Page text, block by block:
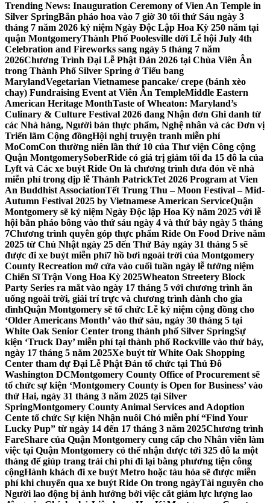
Trending News: Inauguration Ceremony of Vien An Temple in
Silver SpringBắn pháo hoa vào 7 giờ 30 tối thứ Sáu ngày 3
tháng 7 năm 2026 kỷ niệm Ngày Độc Lập Hoa Kỳ 250 năm tại
quận MontgomeryThành Phố Poolesville dời Lễ hội July 4th
Celebration and Fireworks sang ngày 5 tháng 7 năm
2026Chương Trình Đại Lễ Phật Đản 2026 tại Chùa Viên Ân
trong Thành Phố Silver Spring ở Tiểu bang
MarylandVegetarian Vietnamese pancake/ crepe (bánh xèo
chay) Fundraising Event at Viên Ân TempleMiddle Eastern
American Heritage MonthTaste of Wheaton: Maryland’s
Culinary & Culture Festival 2026 đang Nhận đơn Ghi danh từ
các Nhà hàng, Người bán thực phẩm, Nghệ nhân và các Đơn vị
Triển lãm Cộng đồngHội nghị truyện tranh miễn phí
MoComCon thường niên lần thứ 10 của Thư viện Công cộng
Quận MontgomerySoberRide có giá trị giảm tối đa 15 đô la của
Lyft và Các xe buýt Ride On là chương trình đưa đón về nhà
miễn phí trong dịp lễ Thánh PatrickTet 2026 Program at Vien
An Buddhist AssociationTết Trung Thu – Moon Festival – Mid-
Autumn Festival 2025 by Vietnamese American ServiceQuận
Montgomery sẽ kỷ niệm Ngày Độc lập Hoa Kỳ năm 2025 với lễ
hội bắn pháo bông vào thứ sáu ngày 4 và thứ bảy ngày 5 tháng
7Chương trình quyên góp thực phẩm Ride On Food Drive năm
2025 từ Chủ Nhật ngày 25 đến Thứ Bảy ngày 31 tháng 5 sẽ
được đi xe buýt miễn phí7 hồ bơi ngoài trời của Montgomery
County Recreation mở cửa vào cuối tuần ngày lễ tưởng niệm
Chiến Sĩ Trận Vong Hoa Kỳ 2025Wheaton Streetery Block
Party Series ra mắt vào ngày 17 tháng 5 với chương trình ăn
uống ngoài trời, giải trí trực và chương trình dành cho gia
đìnhQuận Montgomery sẽ tổ chức Lễ kỷ niệm cộng đồng cho
‘Older Americans Month’ vào thứ sáu, ngày 30 tháng 5 tại
White Oak Senior Center trong thành phố Silver SpringSự
kiện ‘Truck Day’ miễn phí tại thành phố Rockville vào thứ bảy,
ngày 17 tháng 5 năm 2025Xe buýt từ White Oak Shopping
Center tham dự Đại Lễ Phật Đản tổ chức tại Thủ Đô
Washington DCMontgomery County Office of Procurement sẽ
tổ chức sự kiện ‘Montgomery County is Open for Business’ vào
thứ Hai, ngày 31 tháng 3 năm 2025 tại Silver
SpringMontgomery County Animal Services and Adoption
Cente tổ chức Sự kiện Nhận nuôi Chó miễn phí “Find Your
Lucky Pup” từ ngày 14 đến 17 tháng 3 năm 2025Chương trình
FareShare của Quận Montgomery cung cấp cho Nhân viên làm
việc tại Quận Montgomery có thể nhận được tới 325 đô la một
tháng để giúp trang trải chi phí đi lại bằng phương tiện công
cộngHành khách đi xe buýt Metro hoặc tàu hỏa sẽ được miễn
phí khi chuyển qua xe buýt Ride On trong ngàyTài nguyên cho
Người lao động bị ảnh hưởng bởi việc cắt giảm lực lượng lao